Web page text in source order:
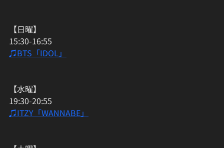
【日曜】
15:30-16:55
♫BTS「IDOL」
【水曜】
19:30-20:55
♫ITZY「WANNABE」